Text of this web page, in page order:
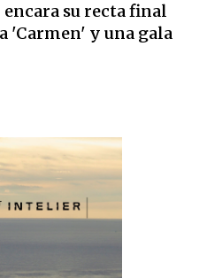
su recta final
'Carmen' y una gala